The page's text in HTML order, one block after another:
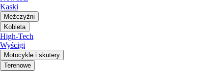
Kaski
Mężczyźni
Kobieta
High-Tech
Wyścigi
Motocykle i skutery
Terenowe